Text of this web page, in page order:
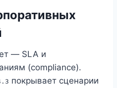
— SLA и
(compliance).
покрывает сценарии